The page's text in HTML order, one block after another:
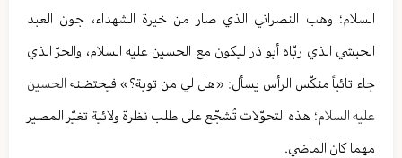
السلام؛ وهب النصراني الذي صار من خيرة الشهداء، جون العبد
الحبشي الذي ربّاه أبو ذر ليكون مع الحسين عليه السلام، والحرّ الذي
جاء تائباً منكّس الرأس يسأل: «هل لي من توبة؟» فيحتضنه الحسين
عليه السلام؛ هذه التحوّلات تُشجّع على طلب نظرة ولائية تغيّر المصير
مهما كان الماضي.